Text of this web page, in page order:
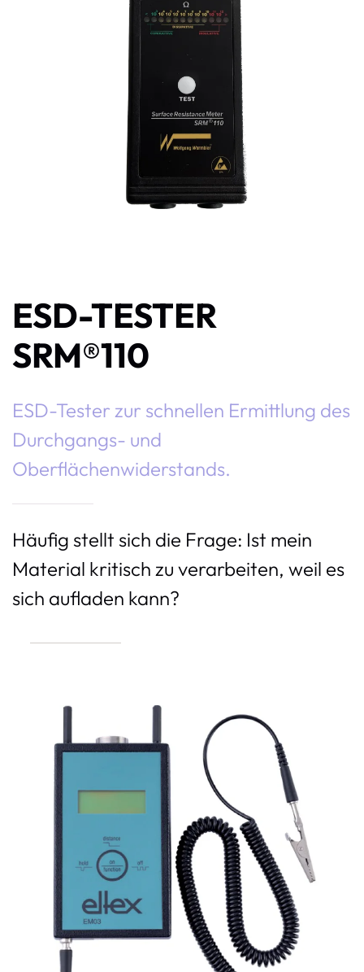
ESD-TESTER
SRM®110
ESD-Tester zur schnellen Ermittlung des
Durchgangs- und
Oberflächenwiderstands.
Häufig stellt sich die Frage: Ist mein
Material kritisch zu verarbeiten, weil es
sich aufladen kann?